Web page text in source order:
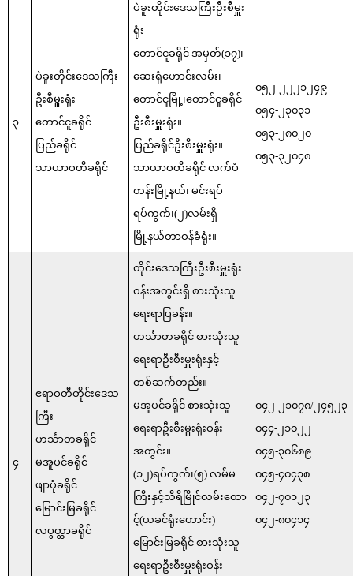
၃
ပဲခူးတိုင်းဒေသကြီး
ဦးစီမှူးရုံး
တောင်ငူခရိုင်
ပြည်ခရိုင်
သာယာဝတီခရိုင်
ပဲခူးတိုင်းဒေသကြီးဦးစီမှူး
ရုံး
တောင်ငူခရိုင် အမှတ်(၁၇)၊
ဆေးရုံဟောင်းလမ်း၊
တောင်ငူမြို့၊တောင်ငူခရိုင်
ဦးစီးမှူးရုံး။
ပြည်ခရိုင်ဦးစီးမှူးရုံး။
သာယာဝတီခရိုင် လက်ပံ
တန်းမြို့နယ်၊ မင်းရပ်
ရပ်ကွက်၊(၂)လမ်းရှိ
မြို့နယ်တာဝန်ခံရုံး။
၀၅၂-၂၂၂၁၂၄၉
၀၅၄-၂၃၀၃၁
၀၅၃-၂၈၀၂၀
၀၅၃-၃၂၀၄၈
၄
ဧရာဝတီတိုင်းဒေသ
ကြီး
ဟင်္သာတခရိုင်
မအူပင်ခရိုင်
ဖျာပုံခရိုင်
မြောင်းမြခရိုင်
လပွတ္တာခရိုင်
တိုင်းဒေသကြီးဦးစီးမှူးရုံး
ဝန်းအတွင်းရှိ စားသုံးသူ
ရေးရာပြခန်း။
ဟင်္သာတခရိုင် စားသုံးသူ
ရေးရာဦးစီးမှူးရုံးနှင့်
တစ်ဆက်တည်း။
မအူပင်ခရိုင် စားသုံးသူ
ရေးရာဦးစီးမှူးရုံးဝန်း
အတွင်း။
(၁၂)ရပ်ကွက်၊(၅) လမ်မ
ကြီးနှင့်သီရိမြိုင်လမ်းထော
င့်(ယခင်ရုံးဟောင်း)
မြောင်းမြခရိုင် စားသုံးသူ
ရေးရာဦးစီးမှူးရုံးဝန်း
၀၄၂-၂၁၀၇၈/၂၄၅၂၃
၀၄၄-၂၁၀၂၂
၀၄၅-၃၀၆၈၉
၀၄၅-၄၀၄၃၈
၀၄၂-၇၀၁၂၃
၀၄၂-၈၀၄၁၄